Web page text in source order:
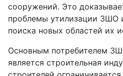
сооружений. Это
проблемы утилизации ЗШО
поиска новых областей их
Основным потребителем
является строительная